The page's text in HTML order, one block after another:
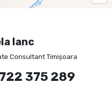
Ianc
Consultant Timișoara
375 289